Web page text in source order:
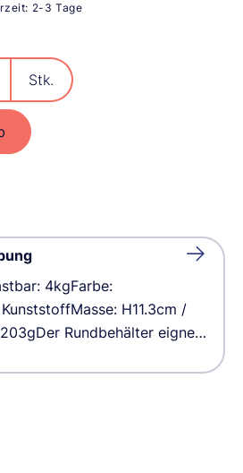
2-3 Tage
Gib den
Stk.
4kgFarbe:
H11.3cm /
Rundbehälter eigne…